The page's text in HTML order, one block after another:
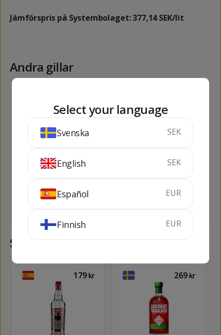
Jämförspris på Systembolaget: 377,14 SEK/lit
Andra gillar
Absinthe 80 Black 1
lit
100 cl 80%
SLUTSÅLD
Absolut 100 - 1 lit
50%
KÖP
Samma kategori
179 kr 269 kr
Select your language
Svenska SEK
English SEK
Español EUR
Finnish EUR